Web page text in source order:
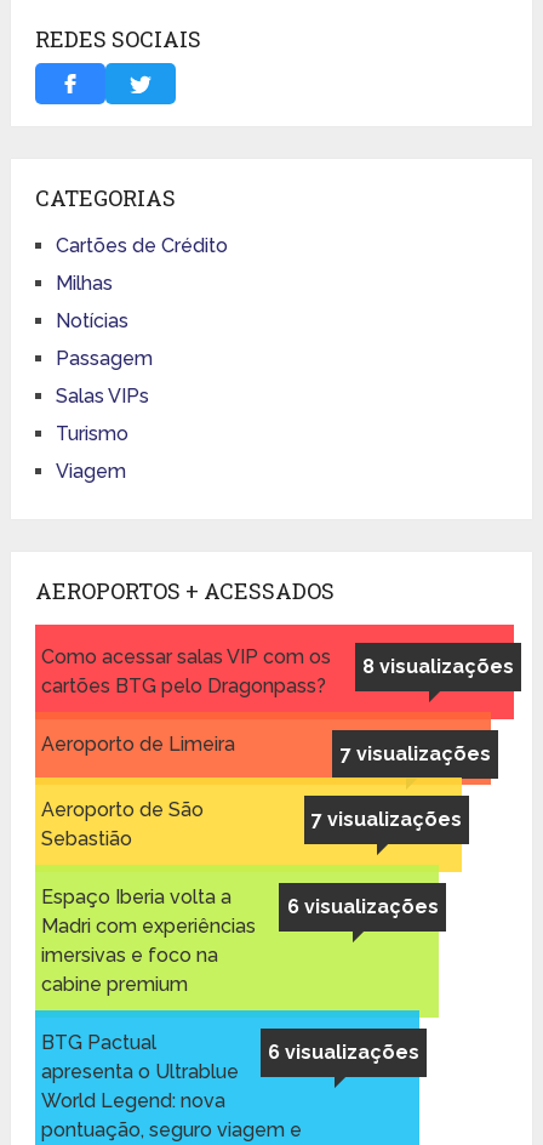
REDES SOCIAIS
CATEGORIAS
Cartões de Crédito
Milhas
Notícias
Passagem
Salas VIPs
Turismo
Viagem
AEROPORTOS + ACESSADOS
8 visualizações
Como acessar salas VIP com os
cartões BTG pelo Dragonpass?
7 visualizações
Aeroporto de Limeira
7 visualizações
Aeroporto de São
Sebastião
6 visualizações
Espaço Iberia volta a
Madri com experiências
imersivas e foco na
cabine premium
6 visualizações
BTG Pactual
apresenta o Ultrablue
World Legend: nova
pontuação, seguro viagem e